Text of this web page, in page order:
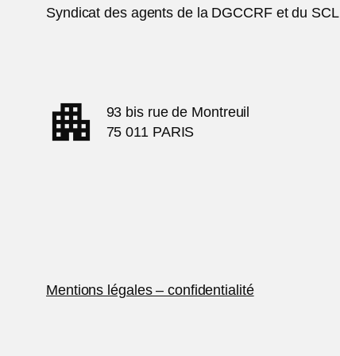
Syndicat des agents de la DGCCRF et du SCL
apartment
93 bis rue de Montreuil
75 011 PARIS
Mentions légales – confidentialité